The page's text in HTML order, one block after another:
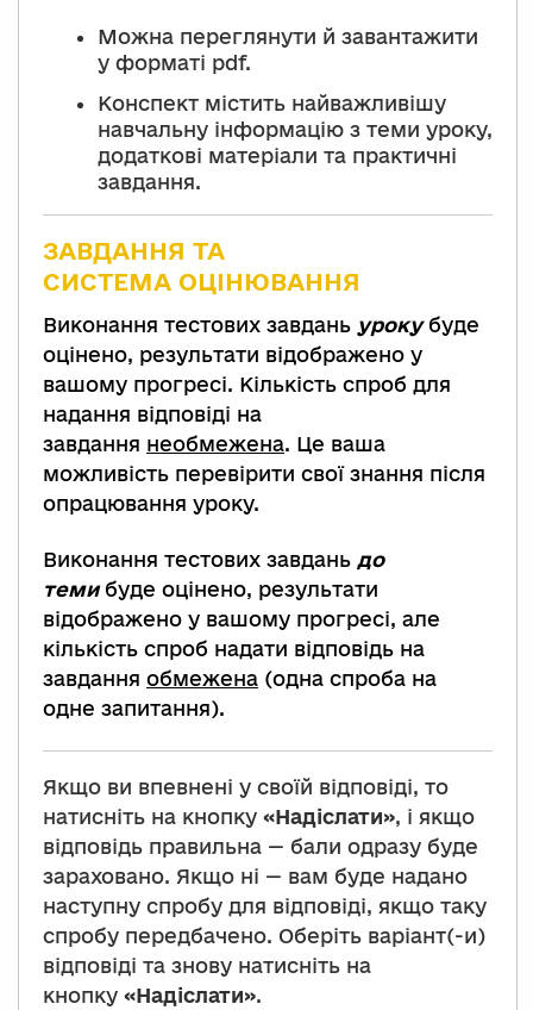
Можна переглянути й завантажити
у форматі pdf.
Конспект містить найважливішу
навчальну інформацію з теми уроку,
додаткові матеріали та практичні
завдання.
ЗАВДАННЯ ТА
СИСТЕМА ОЦІНЮВАННЯ
Виконання тестових завдань урокубуде
оцінено, результати відображено у
вашому прогресі. Кількість спроб для
надання відповіді на
завдання необмежена. Це ваша
можливість перевірити свої знання після
опрацювання уроку.
Виконання тестових завдань до
темибуде оцінено, результати
відображено у вашому прогресі, але
кількість спроб надати відповідь на
завдання обмежена (одна спроба на
одне запитання).
Якщо ви впевнені у своїй відповіді, то
натисніть на кнопку «Надіслати», і якщо
відповідь правильна — бали одразу буде
зараховано. Якщо ні — вам буде надано
наступну спробу для відповіді, якщо таку
спробу передбачено. Оберіть варіант(-и)
відповіді та знову натисніть на
кнопку «Надіслати».